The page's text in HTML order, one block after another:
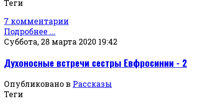
Теги
7 комментарии
Подробнее ...
Суббота, 28 марта 2020 19:42
Духоносные встречи сестры Евфросинии - 2
Опубликовано в Рассказы
Теги